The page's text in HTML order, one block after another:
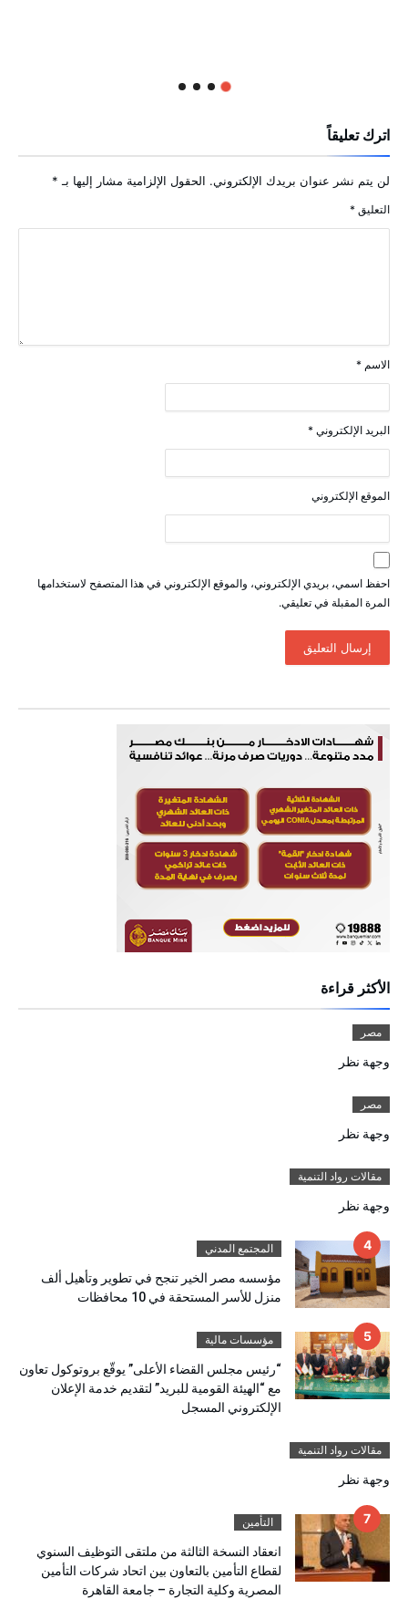
اترك تعليقاً
لن يتم نشر عنوان بريدك الإلكتروني. الحقول الإلزامية مشار إليها بـ *
التعليق *
الاسم *
البريد الإلكتروني *
الموقع الإلكتروني
احفظ اسمي، بريدي الإلكتروني، والموقع الإلكتروني في هذا المتصفح لاستخدامها
المرة المقبلة في تعليقي.
الأكثر قراءة
مصر
وجهة نظر
مصر
وجهة نظر
مقالات رواد التنمية
وجهة نظر
المجتمع المدني
مؤسسه مصر الخير تنجح في تطوير وتأهيل ألف
منزل للأسر المستحقة في 10 محافظات
مؤسسات مالية
“رئيس مجلس القضاء الأعلى” يوقّع بروتوكول تعاون
مع “الهيئة القومية للبريد” لتقديم خدمة الإعلان
الإلكتروني المسجل
مقالات رواد التنمية
وجهة نظر
التأمين
انعقاد النسخة الثالثة من ملتقى التوظيف السنوي
لقطاع التأمين بالتعاون بين اتحاد شركات التأمين
المصرية وكلية التجارة – جامعة القاهرة